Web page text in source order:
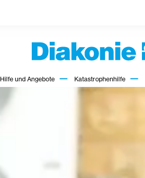
Hilfe und Angebote Katastrophenhilfe